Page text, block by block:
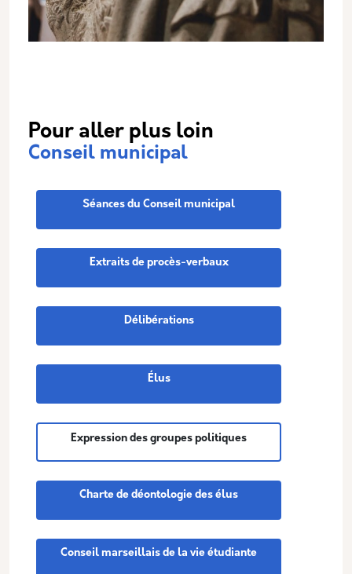
Pour aller plus loin
Conseil municipal
Séances du Conseil municipal
Extraits de procès-verbaux
Délibérations
Élus
Expression des groupes politiques
Charte de déontologie des élus
Conseil marseillais de la vie étudiante